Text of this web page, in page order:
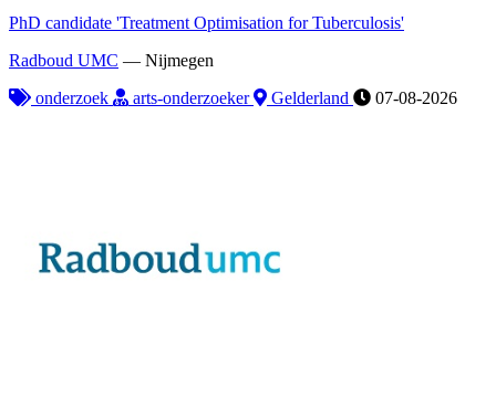
PhD candidate 'Treatment Optimisation for Tuberculosis'
Radboud UMC — Nijmegen
onderzoek
arts-onderzoeker Gelderland 07-08-2026